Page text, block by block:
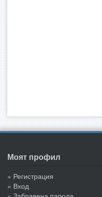
Моят профил
» Регистрация
» Вход